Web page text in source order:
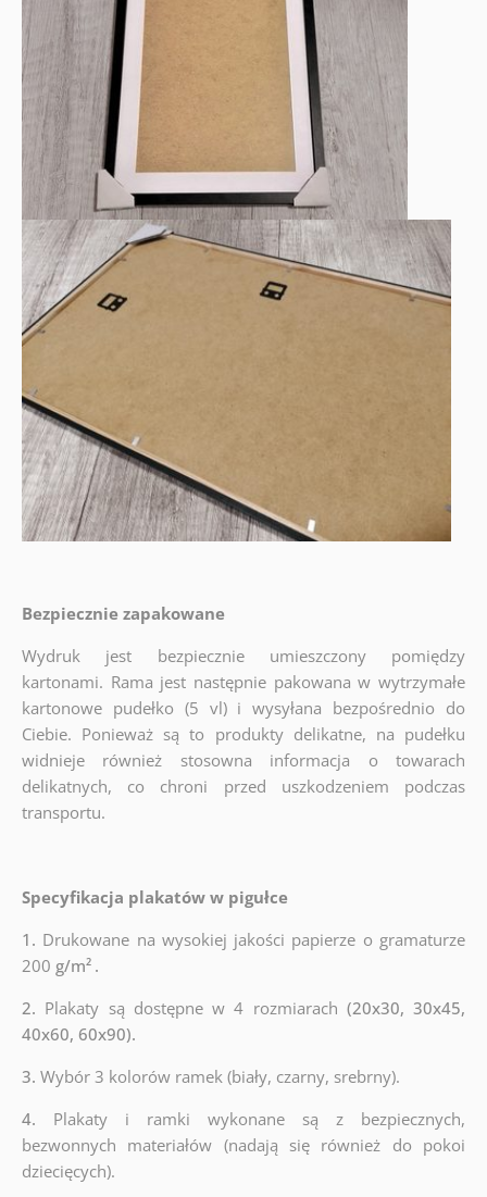
Bezpiecznie zapakowane
Wydruk jest bezpiecznie umieszczony pomiędzy
kartonami. Rama jest następnie pakowana w wytrzymałe
kartonowe pudełko (5 vl) i wysyłana bezpośrednio do
Ciebie. Ponieważ są to produkty delikatne, na pudełku
widnieje również stosowna informacja o towarach
delikatnych, co chroni przed uszkodzeniem podczas
transportu.
Specyfikacja plakatów w pigułce
1. Drukowane na wysokiej jakości papierze o gramaturze
200 g/m² .
2. Plakaty są dostępne w 4 rozmiarach (20x30, 30x45,
40x60, 60x90).
3. Wybór 3 kolorów ramek (biały, czarny, srebrny).
4. Plakaty i ramki wykonane są z bezpiecznych,
bezwonnych materiałów (nadają się również do pokoi
dziecięcych).